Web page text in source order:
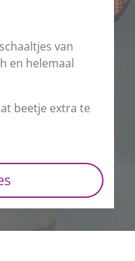
van
en helemaal
beetje extra te